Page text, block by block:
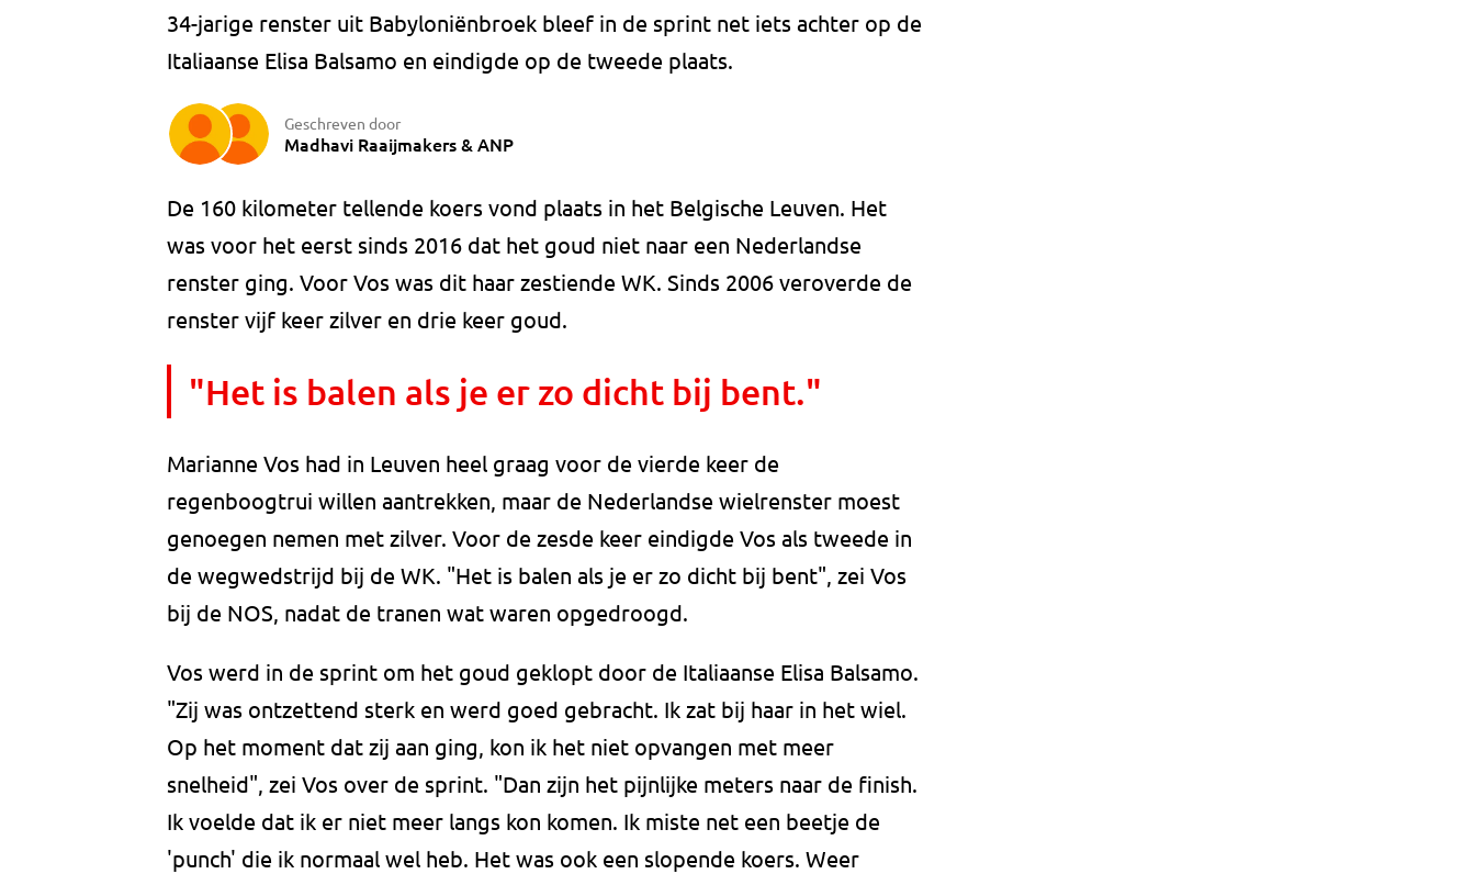
34-jarige renster uit Babyloniënbroek bleef in de sprint net iets achter op de
Italiaanse Elisa Balsamo en eindigde op de tweede plaats.
Geschreven door
Madhavi Raaijmakers& ANP
De 160 kilometer tellende koers vond plaats in het Belgische Leuven. Het
was voor het eerst sinds 2016 dat het goud niet naar een Nederlandse
renster ging. Voor Vos was dit haar zestiende WK. Sinds 2006 veroverde de
renster vijf keer zilver en drie keer goud.
"Het is balen als je er zo dicht bij bent."
Marianne Vos had in Leuven heel graag voor de vierde keer de
regenboogtrui willen aantrekken, maar de Nederlandse wielrenster moest
genoegen nemen met zilver. Voor de zesde keer eindigde Vos als tweede in
de wegwedstrijd bij de WK. "Het is balen als je er zo dicht bij bent", zei Vos
bij de NOS, nadat de tranen wat waren opgedroogd.
Vos werd in de sprint om het goud geklopt door de Italiaanse Elisa Balsamo.
"Zij was ontzettend sterk en werd goed gebracht. Ik zat bij haar in het wiel.
Op het moment dat zij aan ging, kon ik het niet opvangen met meer
snelheid", zei Vos over de sprint. "Dan zijn het pijnlijke meters naar de finish.
Ik voelde dat ik er niet meer langs kon komen. Ik miste net een beetje de
'punch' die ik normaal wel heb. Het was ook een slopende koers. Weer